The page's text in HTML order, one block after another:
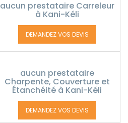
aucun prestataire Carreleur
à Kani-Kéli
DEMANDEZ VOS DEVIS
aucun prestataire
Charpente, Couverture et
Étanchéité à Kani-Kéli
DEMANDEZ VOS DEVIS